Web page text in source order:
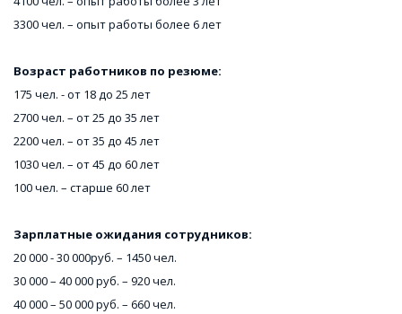
3300 чел. – опыт работы более 6 лет
Возраст работников по резюме:
175 чел. - от 18 до 25 лет
2700 чел. – от 25 до 35 лет
2200 чел. – от 35 до 45 лет
1030 чел. – от 45 до 60 лет
100 чел. – старше 60 лет
Зарплатные ожидания сотрудников:
20 000 - 30 000руб. – 1450 чел.
30 000 – 40 000 руб. – 920 чел.
40 000 – 50 000 руб. – 660 чел.